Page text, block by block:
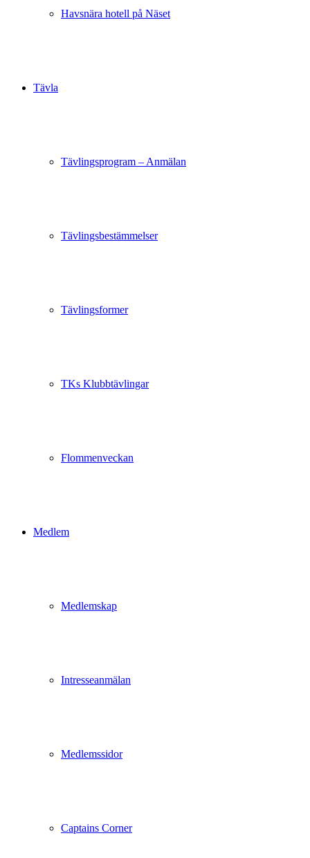
Havsnära hotell på Näset
Tävla
Tävlingsprogram – Anmälan
Tävlingsbestämmelser
Tävlingsformer
TKs Klubbtävlingar
Flommenveckan
Medlem
Medlemskap
Intresseanmälan
Medlemssidor
Captains Corner